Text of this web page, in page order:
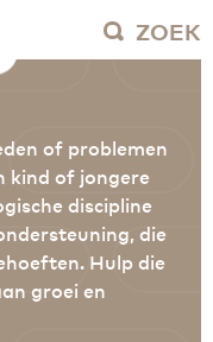
ZOEK
of problemen
kind of jongere
discipline
die
Hulp die
groei en